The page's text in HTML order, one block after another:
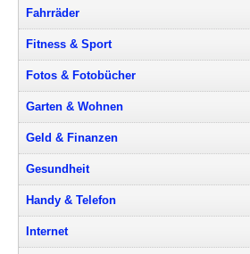
Fahrräder
Fitness & Sport
Fotos & Fotobücher
Garten & Wohnen
Geld & Finanzen
Gesundheit
Handy & Telefon
Internet